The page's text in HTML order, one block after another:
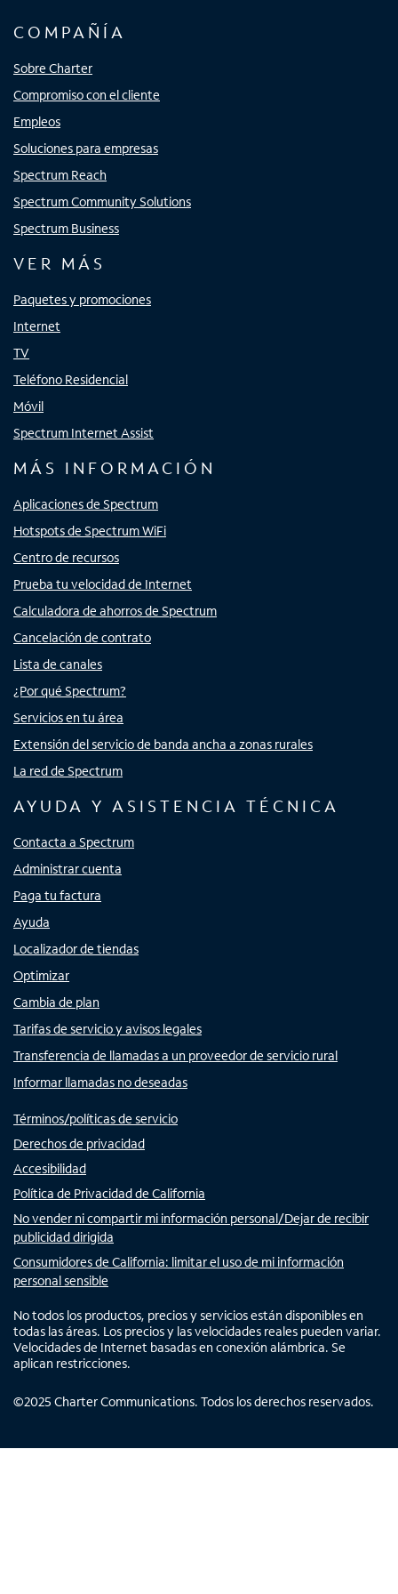
COMPAÑÍA
Sobre Charter
Compromiso con el cliente
Empleos
Soluciones para empresas
Spectrum Reach
Spectrum Community Solutions
Spectrum Business
VER MÁS
Paquetes y promociones
Internet
TV
Teléfono Residencial
Móvil
Spectrum Internet Assist
MÁS INFORMACIÓN
Aplicaciones de Spectrum
Hotspots de Spectrum WiFi
Centro de recursos
Prueba tu velocidad de Internet
Calculadora de ahorros de Spectrum
Cancelación de contrato
Lista de canales
¿Por qué Spectrum?
Servicios en tu área
Extensión del servicio de banda ancha a zonas rurales
La red de Spectrum
AYUDA Y ASISTENCIA TÉCNICA
Contacta a Spectrum
Administrar cuenta
Paga tu factura
Ayuda
Localizador de tiendas
Optimizar
Cambia de plan
Tarifas de servicio y avisos legales
Transferencia de llamadas a un proveedor de servicio rural
Informar llamadas no deseadas
Términos/políticas de servicio
Derechos de privacidad
Accesibilidad
Política de Privacidad de California
No vender ni compartir mi información personal/Dejar de recibir
publicidad dirigida
Consumidores de California: limitar el uso de mi información
personal sensible
No todos los productos, precios y servicios están disponibles en
todas las áreas. Los precios y las velocidades reales pueden variar.
Velocidades de Internet basadas en conexión alámbrica. Se
aplican restricciones.
©2025 Charter Communications. Todos los derechos reservados.